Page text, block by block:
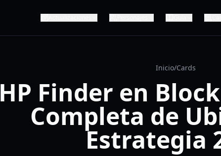
Inicio/Cards
HP Finder en
Completa de
Estrategia